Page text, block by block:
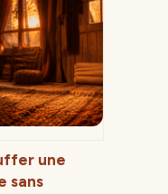
:
formules
une
sans